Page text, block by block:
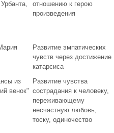
отношению к герою
произведения
Развитие эмпатических
чувств через достижение
катарсиса
из
венок"
Развитие чувства
сострадания к человеку,
переживающему
несчастную любовь,
тоску, одиночество